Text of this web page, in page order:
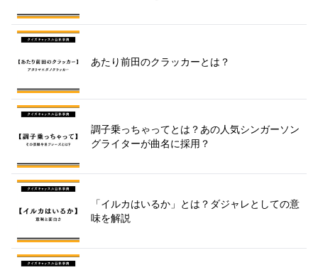
あたり前田のクラッカーとは？
調子乗っちゃってとは？あの人気シンガーソン
グライターが曲名に採用？
「イルカはいるか」とは？ダジャレとしての意
味を解説